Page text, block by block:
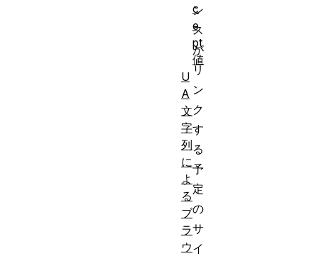
ン
ス
が
リ
ン
ク
す
る
予
定
の
サ
イ
c
e
pt
値
U
A
文
字
列
に
よ
る
ブ
ラ
ウ